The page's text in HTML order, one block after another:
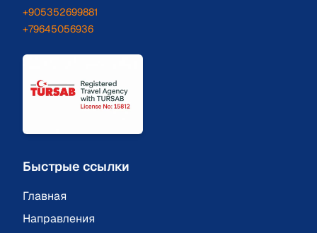
+905352699881
+79645056936
Быстрые ссылки
Главная
Направления